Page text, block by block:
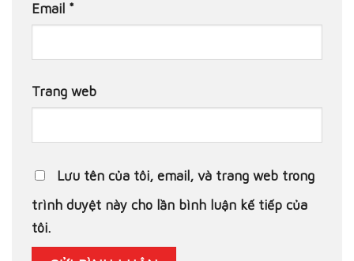
Email *
Trang web
Lưu tên của tôi, email, và trang web trong
trình duyệt này cho lần bình luận kế tiếp của
tôi.